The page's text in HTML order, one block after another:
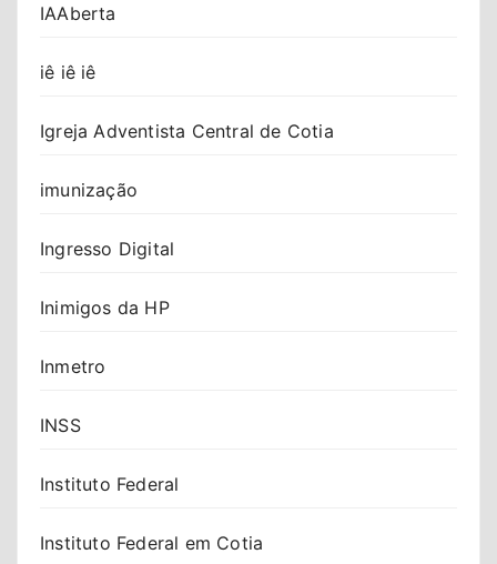
IAAberta
iê iê iê
Igreja Adventista Central de Cotia
imunização
Ingresso Digital
Inimigos da HP
Inmetro
INSS
Instituto Federal
Instituto Federal em Cotia